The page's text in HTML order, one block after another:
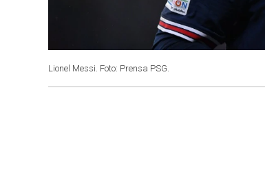
Lionel Messi. Foto: Prensa PSG.